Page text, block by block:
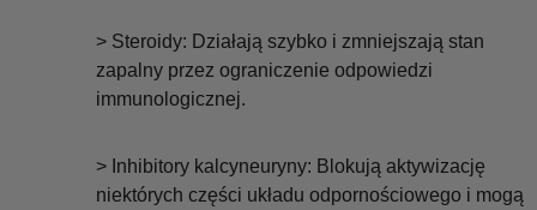
> Steroidy: Działają szybko i zmniejszają stan
zapalny przez ograniczenie odpowiedzi
immunologicznej.
> Inhibitory kalcyneuryny: Blokują aktywizację
niektórych części układu odpornościowego i mogą